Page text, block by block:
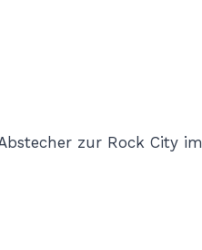
zur Rock City im